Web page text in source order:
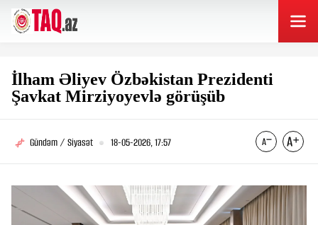
İlham Əliyev Özbəkistan Prezidenti
Şavkat Mirziyoyevlə görüşüb
Gündəm / Siyasət 18-05-2026, 17:57